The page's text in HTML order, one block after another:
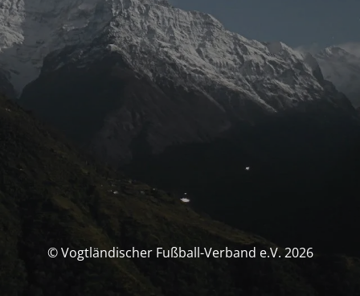
© Vogtländischer Fußball-Verband e.V. 2026